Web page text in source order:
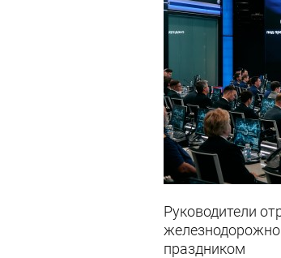
Руководители
праздником